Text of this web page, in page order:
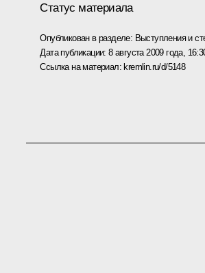
Статус материала
Опубликован в разделе: Выступления и
Дата публикации:8 августа 2009 года,
Ссылка на материал:kremlin.ru/d/5148